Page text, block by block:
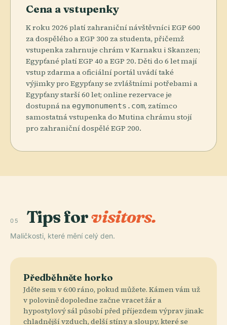
Cena a vstupenky
K roku 2026 platí zahraniční návštěvníci EGP 600
za dospělého a EGP 300 za studenta, přičemž
vstupenka zahrnuje chrám v Karnaku i Skanzen;
Egypťané platí EGP 40 a EGP 20. Děti do 6 let mají
vstup zdarma a oficiální portál uvádí také
výjimky pro Egypťany se zvláštními potřebami a
Egypťany starší 60 let; online rezervace je
dostupná na egymonuments.com, zatímco
samostatná vstupenka do Mutina chrámu stojí
pro zahraniční dospělé EGP 200.
05 Tips forvisitors.
Maličkosti, které mění celý den.
Předběhněte horko
Jděte sem v 6:00 ráno, pokud můžete. Kámen vám už
v polovině dopoledne začne vracet žár a
hypostylový sál působí před příjezdem výprav jinak:
chladnější vzduch, delší stíny a sloupy, které se